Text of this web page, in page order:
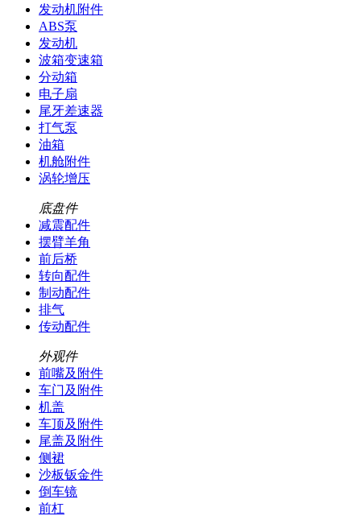
发动机附件
ABS泵
发动机
波箱变速箱
分动箱
电子扇
尾牙差速器
打气泵
油箱
机舱附件
涡轮增压
底盘件
减震配件
摆臂羊角
前后桥
转向配件
制动配件
排气
传动配件
外观件
前嘴及附件
车门及附件
机盖
车顶及附件
尾盖及附件
侧裙
沙板钣金件
倒车镜
前杠